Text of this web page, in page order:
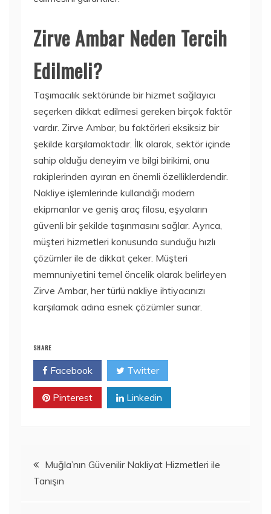
Zirve Ambar Neden Tercih
Edilmeli?
Taşımacılık sektöründe bir hizmet sağlayıcı
seçerken dikkat edilmesi gereken birçok faktör
vardır. Zirve Ambar, bu faktörleri eksiksiz bir
şekilde karşılamaktadır. İlk olarak, sektör içinde
sahip olduğu deneyim ve bilgi birikimi, onu
rakiplerinden ayıran en önemli özelliklerdendir.
Nakliye işlemlerinde kullandığı modern
ekipmanlar ve geniş araç filosu, eşyaların
güvenli bir şekilde taşınmasını sağlar. Ayrıca,
müşteri hizmetleri konusunda sunduğu hızlı
çözümler ile de dikkat çeker. Müşteri
memnuniyetini temel öncelik olarak belirleyen
Zirve Ambar, her türlü nakliye ihtiyacınızı
karşılamak adına esnek çözümler sunar.
SHARE
Facebook Twitter
Pinterest Linkedin
Yazı
gezinmesi
Muğla’nın Güvenilir Nakliyat Hizmetleri ile
Tanışın